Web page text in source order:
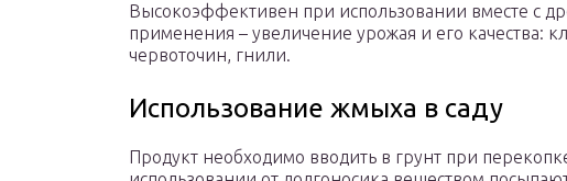
Высокоэффективен при использовании вместе с
применения – увеличение урожая и его качества:
червоточин, гнили.
Использование жмыха в саду
Продукт необходимо вводить в грунт при